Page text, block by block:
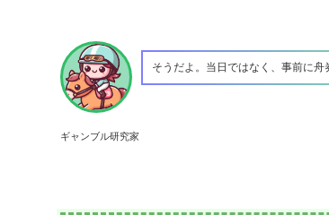
ギャンブル研究家
そうだよ。当日ではなく、事前に舟